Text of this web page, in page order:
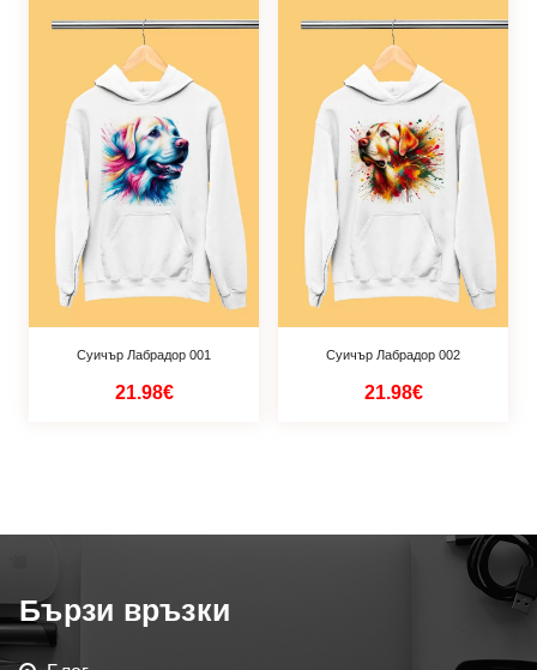
Суичър Лабрадор 001
21.98€
Суичър Лабрадор 002
21.98€
Бързи връзки